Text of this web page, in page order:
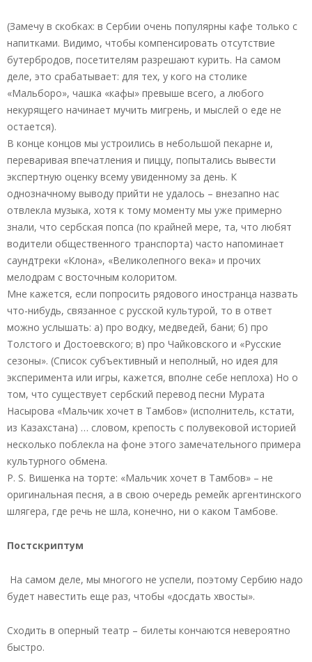
(Замечу в скобках: в Сербии очень популярны кафе только с
напитками. Видимо, чтобы компенсировать отсутствие
бутербродов, посетителям разрешают курить. На самом
деле, это срабатывает: для тех, у кого на столике
«Мальборо», чашка «кафы» превыше всего, а любого
некурящего начинает мучить мигрень, и мыслей о еде не
остается).
В конце концов мы устроились в небольшой пекарне и,
переваривая впечатления и пиццу, попытались вывести
экспертную оценку всему увиденному за день. К
однозначному выводу прийти не удалось – внезапно нас
отвлекла музыка, хотя к тому моменту мы уже примерно
знали, что сербская попса (по крайней мере, та, что любят
водители общественного транспорта) часто напоминает
саундтреки «Клона», «Великолепного века» и прочих
мелодрам с восточным колоритом.
Мне кажется, если попросить рядового иностранца назвать
что-нибудь, связанное с русской культурой, то в ответ
можно услышать: а) про водку, медведей, бани; б) про
Толстого и Достоевского; в) про Чайковского и «Русские
сезоны». (Список субъективный и неполный, но идея для
эксперимента или игры, кажется, вполне себе неплоха) Но о
том, что существует сербский перевод песни Мурата
Насырова «Мальчик хочет в Тамбов» (исполнитель, кстати,
из Казахстана) … словом, крепость с полувековой историей
несколько поблекла на фоне этого замечательного примера
культурного обмена.
P. S. Вишенка на торте: «Мальчик хочет в Тамбов» – не
оригинальная песня, а в свою очередь ремейк аргентинского
шлягера, где речь не шла, конечно, ни о каком Тамбове.
Постскриптум
На самом деле, мы многого не успели, поэтому Сербию надо
будет навестить еще раз, чтобы «досдать хвосты».
Сходить в оперный театр – билеты кончаются невероятно
быстро.